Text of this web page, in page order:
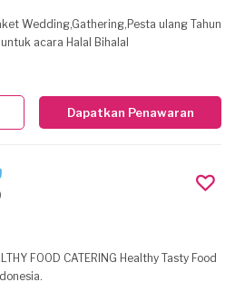
acara Halal Bihalal
Dapatkan Penawaran
FOOD CATERING Healthy Tasty Food
Indonesia.